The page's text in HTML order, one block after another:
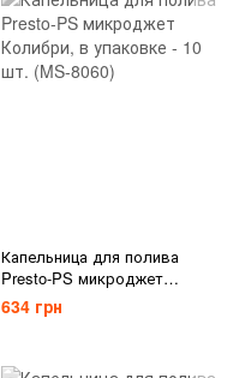
Капельница для полива
Presto-PS микроджет
Колибри, в упаковке - 10 шт.
(MS-8060)
634 грн